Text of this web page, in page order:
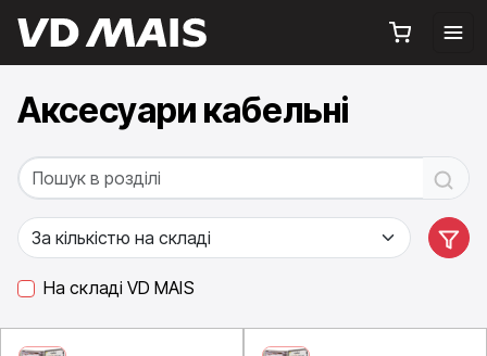
Аксесуари кабельні
На складі VD MAIS